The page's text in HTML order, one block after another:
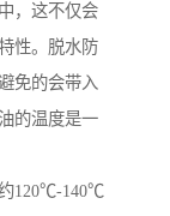
，这不仅会
性。脱水防
免的会带入
的温度是一
120℃-140℃